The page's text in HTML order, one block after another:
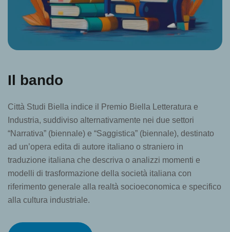
Il bando
Città Studi Biella indice il Premio Biella Letteratura e
Industria, suddiviso alternativamente nei due settori
“Narrativa” (biennale) e “Saggistica” (biennale), destinato
ad un’opera edita di autore italiano o straniero in
traduzione italiana che descriva o analizzi momenti e
modelli di trasformazione della società italiana con
riferimento generale alla realtà socioeconomica e specifico
alla cultura industriale.